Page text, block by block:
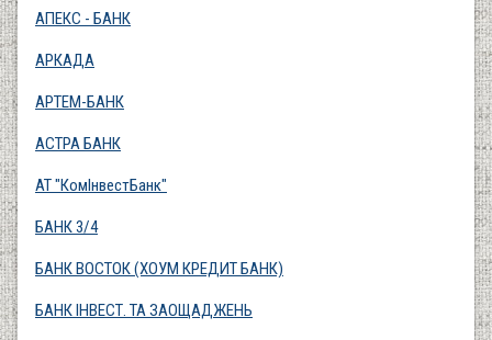
АПЕКС - БАНК
АРКАДА
АРТЕМ-БАНК
АСТРА БАНК
АТ "КомІнвестБанк"
БАНК 3/4
БАНК ВОСТОК (ХОУМ КРЕДИТ БАНК)
БАНК ІНВЕСТ. ТА ЗАОЩАДЖЕНЬ